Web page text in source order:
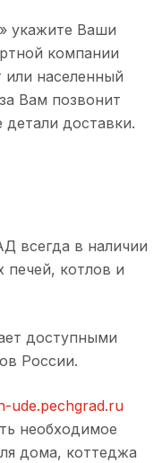
укажите Ваши
компании
населенный
Вам позвонит
доставки.
всегда в наличии
печей, котлов и
доступными
России.
ude.pechgrad.ru
необходимое
дома, коттеджа